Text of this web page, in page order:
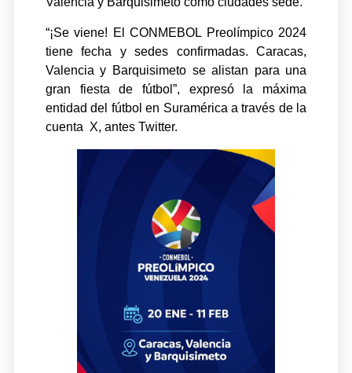
“¡Se viene! El CONMEBOL Preolímpico 2024
tiene fecha y sedes confirmadas. Caracas,
Valencia y Barquisimeto se alistan para una
gran fiesta de fútbol”, expresó la máxima
entidad del fútbol en Suramérica a través de la
cuenta X, antes Twitter.